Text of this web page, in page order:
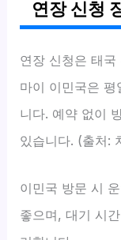
연장 신청
연장 신청은 태
마이 이민국은 평
니다. 예약 없이
있습니다. (출처:
이민국 방문 시
좋으며, 대기 시